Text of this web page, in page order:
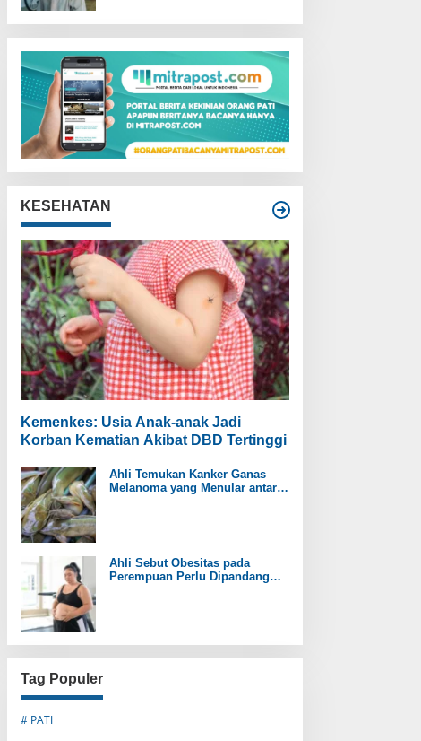
KESEHATAN
Kemenkes: Usia Anak-anak Jadi
Korban Kematian Akibat DBD Tertinggi
Ahli Temukan Kanker Ganas
Melanoma yang Menular antar
Ahli Sebut Obesitas pada
Perempuan Perlu Dipandang
Tag Populer
# PATI